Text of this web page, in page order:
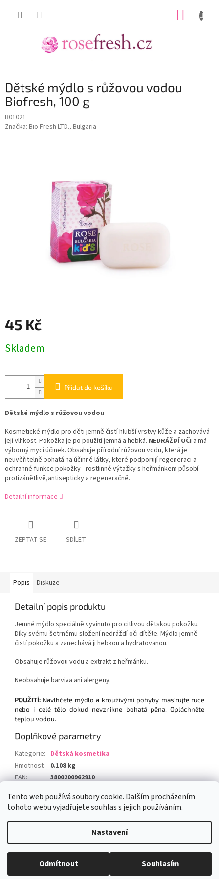
Tento web používá soubory cookie. Dalším procházením
tohoto webu vyjadřujete souhlas s jejich používáním.
Nastavení
Odmítnout Souhlasím
Dětské mýdlo s růžovou vodou
Biofresh, 100 g
B01021
Značka: Bio Fresh LTD., Bulgaria
45 Kč
cena:
Skladem
Přidat do košíku
Dětské mýdlo s růžovou vodou
Kosmetické mýdlo pro děti jemně čistí hlubší vrstvy kůže a zachovává
její vlhkost. Pokožka je po použití jemná a hebká. NEDRÁŽDÍ OČI a má
výborný mycí účinek. Obsahuje přírodní růžovou vodu, která je
neuvěřitelně bohatá na účinné látky, které podporují regeneraci a
ochranné funkce pokožky - rostlinné výtažky s heřmánkem působí
protizánětlivě,antisepticky a regeneračně.
Detailní informace
ZEPTAT SE SDÍLET
Popis Diskuze
Detailní popis produktu
Jemné mýdlo speciálně vyvinuto pro citlivou dětskou pokožku.
Díky svému šetrnému složení nedráždí oči dítěte. Mýdlo jemně
čistí pokožku a zanechává ji hebkou a hydratovanou.
Obsahuje růžovou vodu a extrakt z heřmánku.
Neobsahuje barviva ani alergeny.
POUŽITÍ: Navlhčete mýdlo a krouživými pohyby masírujte ruce
nebo i celé tělo dokud nevznikne bohatá pěna. Opláchněte
teplou vodou.
Doplňkové parametry
Kategorie: Dětská kosmetika
Hmotnost:
0.108 kg
EAN: 3800200962910
Copyright 2026Rosefresh.cz - kosmetika BIOFRESH. Všechna
práva vyhrazena.
Upravit nastavení cookies